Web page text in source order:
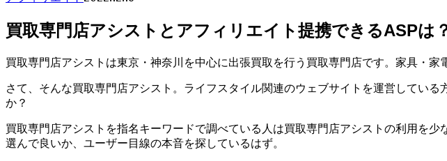
買取専門店アシストとアフィリエイト提携できるASPは
買取専門店アシストは東京・神奈川を中心に出張買取を行う買取専門店です。家具・家
さて、そんな買取専門店アシスト。ライフスタイル関連のウェブサイトを運営してい
か？
買取専門店アシストを指名キーワードで調べている人は買取専門店アシストの利用を
選んで良いか、ユーザー目線の本音を探しているはず。